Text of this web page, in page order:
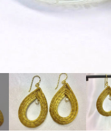
ョッピングを続ける